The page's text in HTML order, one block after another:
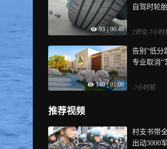
93 00:49
自驾时轮
2评论-7小时
149 | 01:06
告别“低分
专业取消“
-7小时前
推荐视频
村支书带
出动3000